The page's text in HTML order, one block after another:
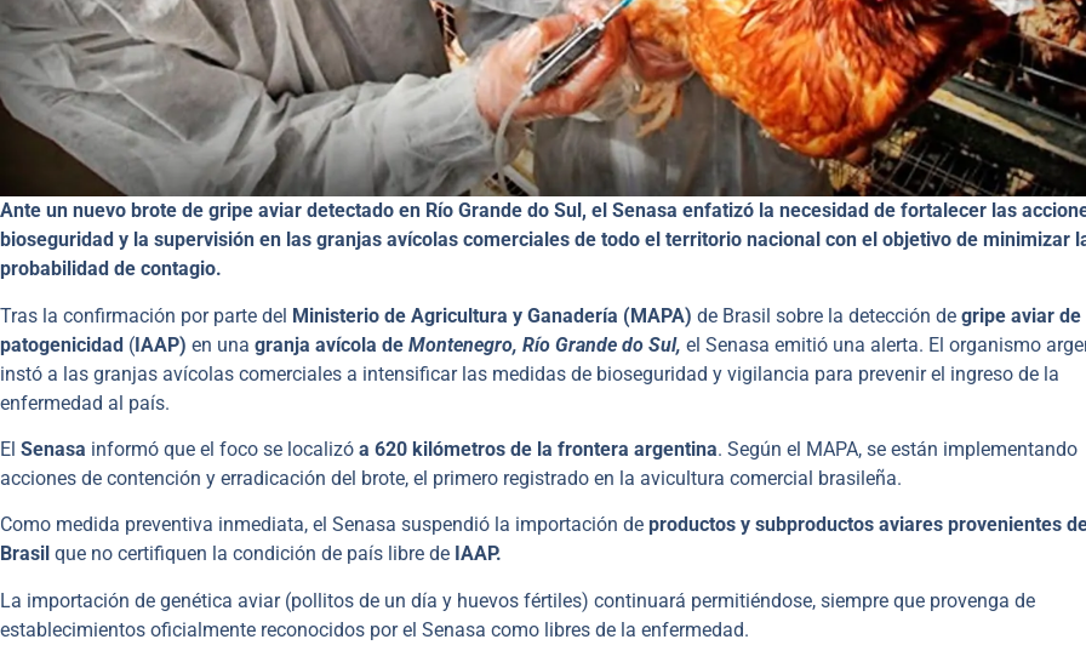
Ante un nuevo brote de gripe aviar detectado en Río Grande do Sul, el Senasa enfatizó la necesidad de fortalecer las
bioseguridad y la supervisión en las granjas avícolas comerciales de todo el territorio nacional con el objetivo de minimizar
probabilidad de contagio.
Tras la confirmación por parte del Ministerio de Agricultura y Ganadería (MAPA) de Brasil sobre la detección de gripe aviar de
patogenicidad (IAAP) en una granja avícola de Montenegro, Río Grande do Sul, el Senasa emitió una alerta. El organismo
instó a las granjas avícolas comerciales a intensificar las medidas de bioseguridad y vigilancia para prevenir el ingreso de la
enfermedad al país.
El Senasa informó que el foco se localizó a 620 kilómetros de la frontera argentina. Según el MAPA, se están implementando
acciones de contención y erradicación del brote, el primero registrado en la avicultura comercial brasileña.
Como medida preventiva inmediata, el Senasa suspendió la importación de productos y subproductos aviares provenientes
Brasil que no certifiquen la condición de país libre de IAAP.
La importación de genética aviar (pollitos de un día y huevos fértiles) continuará permitiéndose, siempre que provenga de
establecimientos oficialmente reconocidos por el Senasa como libres de la enfermedad.